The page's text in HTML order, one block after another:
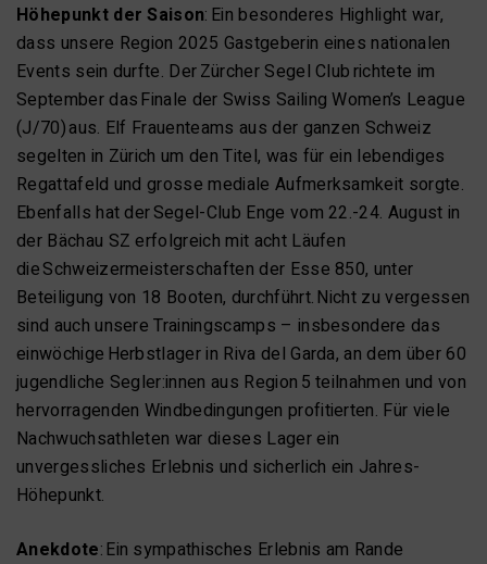
Höhepunkt der Saison: Ein besonderes Highlight war,
dass unsere Region 2025 Gastgeberin eines nationalen
Events sein durfte. Der Zürcher Segel Club richtete im
September das Finale der Swiss Sailing Women’s League
(J/70) aus. Elf Frauenteams aus der ganzen Schweiz
segelten in Zürich um den Titel, was für ein lebendiges
Regattafeld und grosse mediale Aufmerksamkeit sorgte.
Ebenfalls hat der Segel-Club Enge vom 22.-24. August in
der Bächau SZ erfolgreich mit acht Läufen
die Schweizermeisterschaften der Esse 850, unter
Beteiligung von 18 Booten, durchführt. Nicht zu vergessen
sind auch unsere Trainingscamps – insbesondere das
einwöchige Herbstlager in Riva del Garda, an dem über 60
jugendliche Segler:innen aus Region 5 teilnahmen und von
hervorragenden Windbedingungen profitierten. Für viele
Nachwuchsathleten war dieses Lager ein
unvergessliches Erlebnis und sicherlich ein Jahres-
Höhepunkt.
Anekdote: Ein sympathisches Erlebnis am Rande